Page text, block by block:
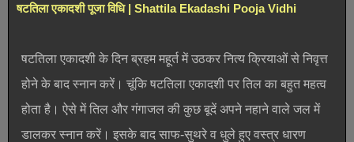
षटतिला एकादशी पूजा विधि | Shattila Ekadashi Pooja Vidhi
षटतिला एकादशी के दिन ब्रहम महूर्त में उठकर नित्य क्रियाओं से निवृत्त
होने के बाद स्नान करें। चूंकि षटतिला एकादशी पर तिल का बहुत महत्व
होता है। ऐसे में तिल और गंगाजल की कुछ बूदें अपने नहाने वाले जल में
डालकर स्नान करें। इसके बाद साफ-सुथरे व धुले हुए वस्त्र धारण